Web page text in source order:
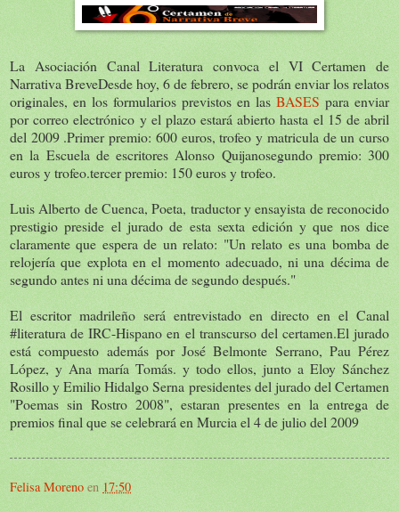
La Asociación Canal Literatura convoca el VI Certamen de
Narrativa BreveDesde hoy, 6 de febrero, se podrán enviar los relatos
originales, en los formularios previstos en las BASES para enviar
por correo electrónico y el plazo estará abierto hasta el 15 de abril
del 2009 .Primer premio: 600 euros, trofeo y matricula de un curso
en la Escuela de escritores Alonso Quijanosegundo premio: 300
euros y trofeo.tercer premio: 150 euros y trofeo.
Luis Alberto de Cuenca, Poeta, traductor y ensayista de reconocido
prestigio preside el jurado de esta sexta edición y que nos dice
claramente que espera de un relato: "Un relato es una bomba de
relojería que explota en el momento adecuado, ni una décima de
segundo antes ni una décima de segundo después."
El escritor madrileño será entrevistado en directo en el Canal
#literatura de IRC-Hispano en el transcurso del certamen.El jurado
está compuesto además por José Belmonte Serrano, Pau Pérez
López, y Ana maría Tomás. y todo ellos, junto a Eloy Sánchez
Rosillo y Emilio Hidalgo Serna presidentes del jurado del Certamen
"Poemas sin Rostro 2008", estaran presentes en la entrega de
premios final que se celebrará en Murcia el 4 de julio del 2009
Felisa Moreno en 17:50